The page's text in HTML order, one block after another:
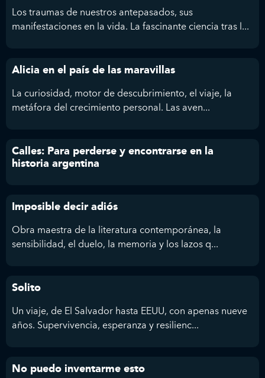
Los traumas de nuestros antepasados, sus
manifestaciones en la vida. La fascinante ciencia tras l...
Alicia en el país de las maravillas
La curiosidad, motor de descubrimiento, el viaje, la
metáfora del crecimiento personal. Las aven...
Calles: Para perderse y encontrarse en la
historia argentina
Imposible decir adiós
Obra maestra de la literatura contemporánea, la
sensibilidad, el duelo, la memoria y los lazos q...
Solito
Un viaje, de El Salvador hasta EEUU, con apenas nueve
años. Supervivencia, esperanza y resilienc...
No puedo inventarme esto